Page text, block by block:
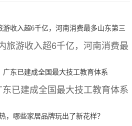
旅游收入超6千亿，河南消费最
已建成全国最大技工教育体系